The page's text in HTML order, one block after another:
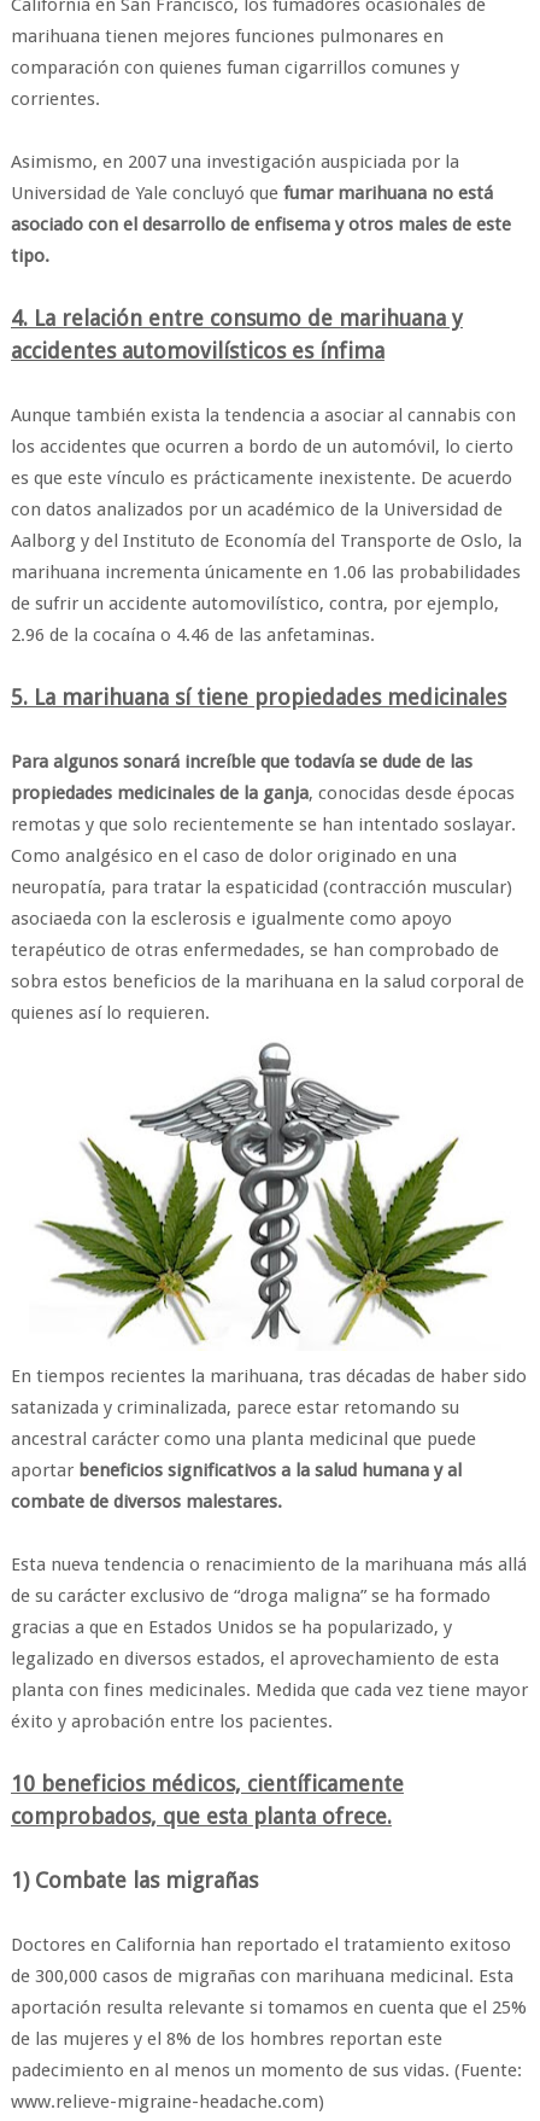
California en San Francisco, los fumadores ocasionales de
marihuana tienen mejores funciones pulmonares en
comparación con quienes fuman cigarrillos comunes y
corrientes.
Asimismo, en 2007 una investigación auspiciada por la
Universidad de Yale concluyó que fumar marihuana no está
asociado con el desarrollo de enfisema y otros males de este
tipo.
4. La relación entre consumo de marihuana y
accidentes automovilísticos es ínfima
Aunque también exista la tendencia a asociar al cannabis con
los accidentes que ocurren a bordo de un automóvil, lo cierto
es que este vínculo es prácticamente inexistente. De acuerdo
con datos analizados por un académico de la Universidad de
Aalborg y del Instituto de Economía del Transporte de Oslo, la
marihuana incrementa únicamente en 1.06 las probabilidades
de sufrir un accidente automovilístico, contra, por ejemplo,
2.96 de la cocaína o 4.46 de las anfetaminas.
5. La marihuana sí tiene propiedades medicinales
Para algunos sonará increíble que todavía se dude de las
propiedades medicinales de la ganja, conocidas desde épocas
remotas y que solo recientemente se han intentado soslayar.
Como analgésico en el caso de dolor originado en una
neuropatía, para tratar la espaticidad (contracción muscular)
asociaeda con la esclerosis e igualmente como apoyo
terapéutico de otras enfermedades, se han comprobado de
sobra estos beneficios de la marihuana en la salud corporal de
quienes así lo requieren.
En tiempos recientes la marihuana, tras décadas de haber sido
satanizada y criminalizada, parece estar retomando su
ancestral carácter como una planta medicinal que puede
aportar beneficios significativos a la salud humana y al
combate de diversos malestares.
Esta nueva tendencia o renacimiento de la marihuana más allá
de su carácter exclusivo de “droga maligna” se ha formado
gracias a que en Estados Unidos se ha popularizado, y
legalizado en diversos estados, el aprovechamiento de esta
planta con fines medicinales. Medida que cada vez tiene mayor
éxito y aprobación entre los pacientes.
10 beneficios médicos, científicamente
comprobados, que esta planta ofrece.
1) Combate las migrañas
Doctores en California han reportado el tratamiento exitoso
de 300,000 casos de migrañas con marihuana medicinal. Esta
aportación resulta relevante si tomamos en cuenta que el 25%
de las mujeres y el 8% de los hombres reportan este
padecimiento en al menos un momento de sus vidas. (Fuente:
www.relieve-migraine-headache.com)